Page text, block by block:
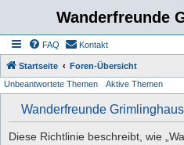
Wanderfreunde
FAQ Kontakt
Startseite Foren-Übersicht
Unbeantwortete Themen Aktive Themen
Wanderfreunde
Diese Richtlinie beschreibt, wie